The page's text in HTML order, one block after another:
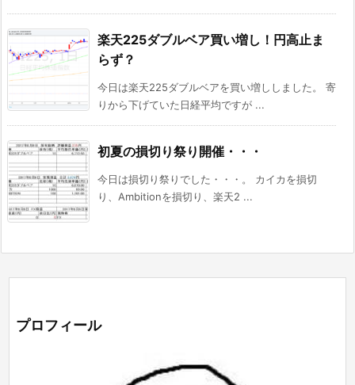
楽天225ダブルベア買い増し！円高止ま
らず？
今日は楽天225ダブルベアを買い増ししました。 寄
りから下げていた日経平均ですが ...
初夏の損切り祭り開催・・・
今日は損切り祭りでした・・・。 カイカを損切
り、Ambitionを損切り、楽天2 ...
プロフィール